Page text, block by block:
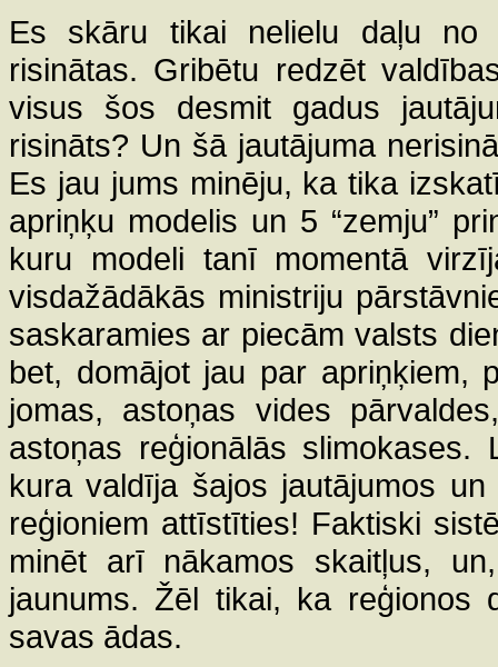
Es skāru tikai nelielu daļu no
risinātas. Gribētu redzēt
visus šos desmit gadus
risināts? Un šā jautājuma
Es jau jums minēju, ka tika
apriņķu modelis un 5 “zemju”
kuru modeli tanī momentā
visdažādākās ministriju
saskaramies ar piecām valsts
bet, domājot jau par apriņķiem,
jomas, astoņas vides
astoņas reģionālās
kura valdīja šajos jautājumos
reģioniem attīstīties! Faktiski
minēt arī nākamos skaitļus,
jaunums. Žēl tikai, ka
savas ādas.